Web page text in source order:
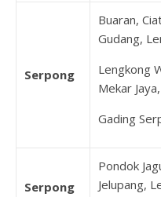
Serpong
Buaran,
Gudang,
Lengkong
Mekar
Gading
Serpong
Pondok
Jelupang,